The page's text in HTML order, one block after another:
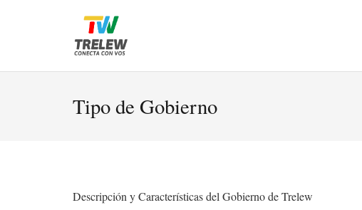
Tipo de Gobierno
Descripción y Características del Gobierno de Trelew